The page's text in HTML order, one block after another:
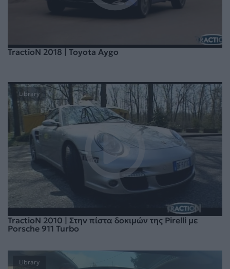
TractioN 2018 | Toyota Aygo
Library
TractioN 2010 | Στην πίστα δοκιμών της Pirelli με
Porsche 911 Turbo
Library